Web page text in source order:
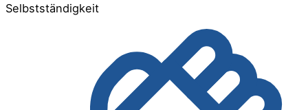
Selbstständigkeit